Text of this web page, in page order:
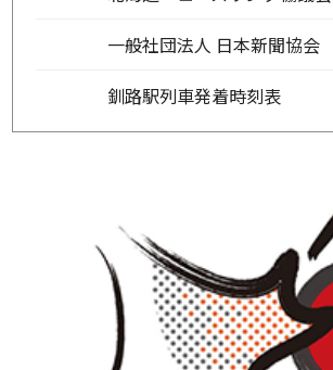
一般社団法人 日本新聞協会
釧路駅列車発着時刻表